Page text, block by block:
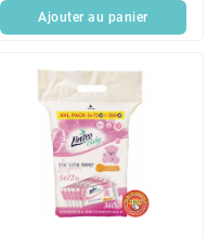
Ajouter au panier